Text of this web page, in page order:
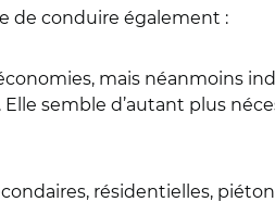
de conduire également :
mais néanmoins
semble d’autant plus
résidentielles,